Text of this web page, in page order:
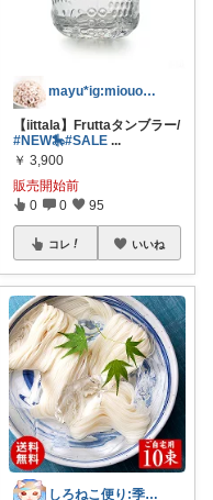
mayu*ig:miouor_home
【iittala】Fruttaタンブラー/
#NEW🎠#SALE ...
￥ 3,900
販売開始前
0 0 95
コレ いいね
しろねこ便り:季節のおすすめ